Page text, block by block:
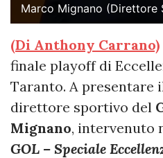
Marco Mignano (Direttore
(Di Anthony Carrano)
finale playoff di
Taranto. A presentare
direttore sportivo del
Mignano, intervenuto
GOL – Speciale